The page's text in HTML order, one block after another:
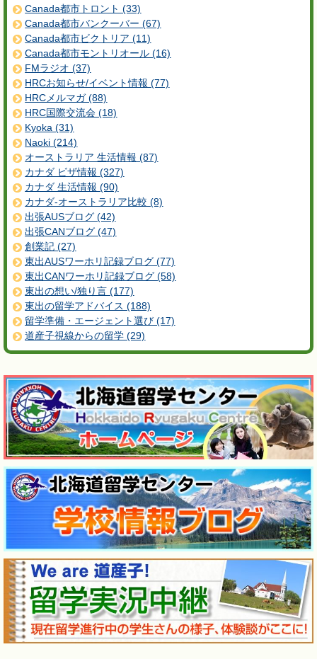
Canada都市トロント (33)
Canada都市バンクーバー (67)
Canada都市ビクトリア (11)
Canada都市モントリオール (16)
FMラジオ (37)
HRCお知らせ/イベント情報 (77)
HRCメルマガ (88)
HRC国際交流会 (18)
Kyoka (31)
Naoki (214)
オーストラリア 生活情報 (87)
カナダ ビザ情報 (327)
カナダ 生活情報 (90)
カナダ-オーストラリア比較 (8)
出張AUSブログ (42)
出張CANブログ (47)
創業記 (27)
東出AUSワーホリ記録ブログ (77)
東出CANワーホリ記録ブログ (58)
東出の想い/独り言 (177)
東出の留学アドバイス (188)
留学準備・エージェント選び (17)
道産子視線からの留学 (29)